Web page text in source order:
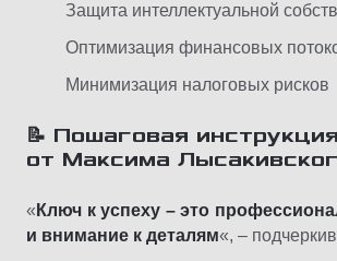
Защита интеллектуальной
Оптимизация финансовых
Минимизация налоговых рисков
📝 Пошаговая
от Максима
« Ключ к успеху – это
и внимание к деталям«, –